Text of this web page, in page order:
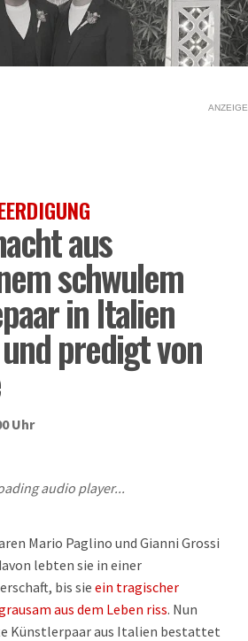
ANZEIGE
aus
schwulem
in Italien
predigt von
Uhr
audio player...
Mario Paglino und Gianni Grossi
lebten sie in einer
bis sie ein tragischer
aus dem Leben riss. Nun
Künstlerpaar aus Italien bestattet